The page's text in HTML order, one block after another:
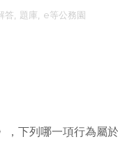
答 題庫 e等公務園
，下列哪一項行為屬